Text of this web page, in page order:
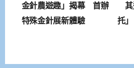
章
導
金針農遊趣」揭幕 首辦
特殊金針展新體驗
托